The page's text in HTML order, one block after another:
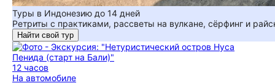
Туры в Индонезию до 14 дней
Ретриты с практиками, рассветы на вулкане, сёрфинг и
Найти свой тур
12 часов
На автомобиле